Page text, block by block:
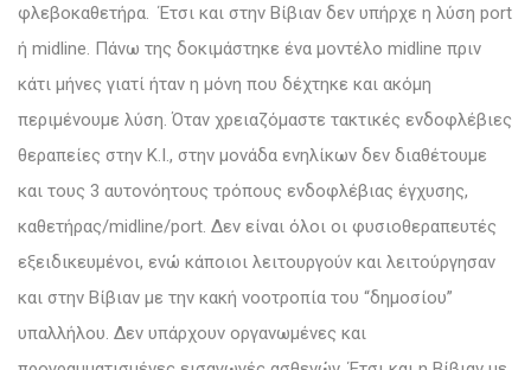
φλεβοκαθετήρα. Έτσι και στην Βίβιαν δεν υπήρχε η λύση port
ή midline. Πάνω της δοκιμάστηκε ένα μοντέλο midline πριν
κάτι μήνες γιατί ήταν η μόνη που δέχτηκε και ακόμη
περιμένουμε λύση. Όταν χρειαζόμαστε τακτικές ενδοφλέβιες
θεραπείες στην Κ.Ι., στην μονάδα ενηλίκων δεν διαθέτουμε
και τους 3 αυτονόητους τρόπους ενδοφλέβιας έγχυσης,
καθετήρας/midline/port. Δεν είναι όλοι οι φυσιοθεραπευτές
εξειδικευμένοι, ενώ κάποιοι λειτουργούν και λειτούργησαν
και στην Βίβιαν με την κακή νοοτροπία του “δημοσίου”
υπαλλήλου. Δεν υπάρχουν οργανωμένες και